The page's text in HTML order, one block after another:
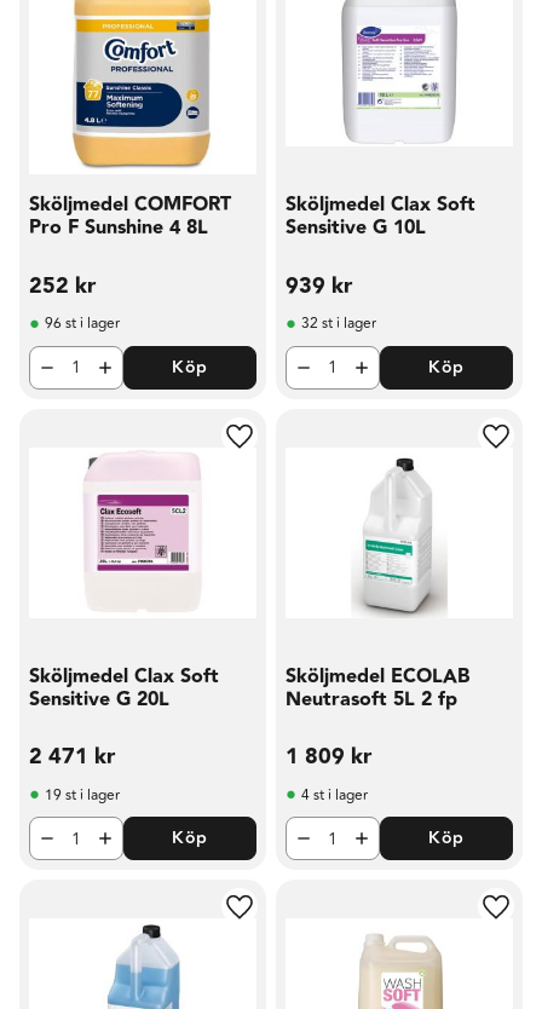
Sköljmedel COMFORT
Pro F Sunshine 4 8L
252 kr
96 st i lager
Köp
Sköljmedel Clax Soft
Sensitive G 10L
939 kr
32 st i lager
Köp
Sköljmedel Clax Soft
Sensitive G 20L
2 471 kr
Lägg till i favoriter
19 st i lager
Köp
Sköljmedel ECOLAB
Neutrasoft 5L 2 fp
1 809 kr
4 st i lager
Köp
Lägg till i favoriter